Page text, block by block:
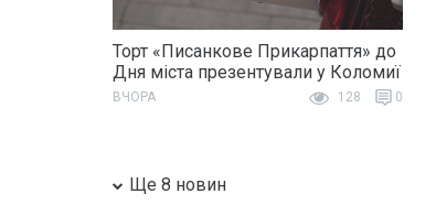
Торт «Писанкове Прикарпаття» до
Дня міста презентували у Коломиї
ВЧОРА 128 0
Ще 8 новин